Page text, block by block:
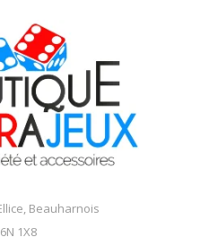
Beauharnois
1X8